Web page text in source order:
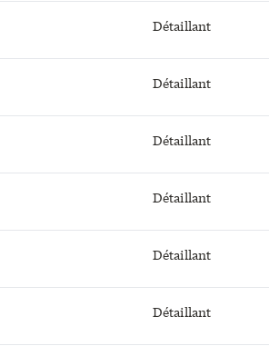
Détaillant
Détaillant
Détaillant
Détaillant
Détaillant
Détaillant